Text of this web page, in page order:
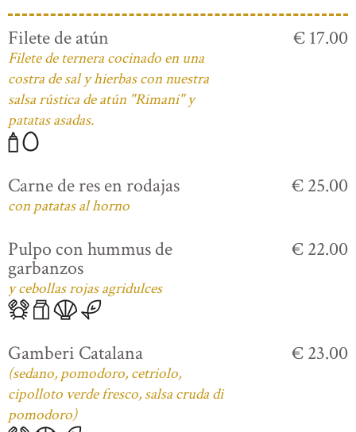
Filete de atún
Filete de ternera cocinado en una
costra de sal y hierbas con nuestra
salsa rústica de atún "Rimani" y
patatas asadas.
€ 17.00
Carne de res en rodajas
con patatas al horno
€ 25.00
Pulpo con hummus de
garbanzos
y cebollas rojas agridulces
€ 22.00
Gamberi Catalana
(sedano, pomodoro, cetriolo,
cipolloto verde fresco, salsa cruda di
pomodoro)
€ 23.00